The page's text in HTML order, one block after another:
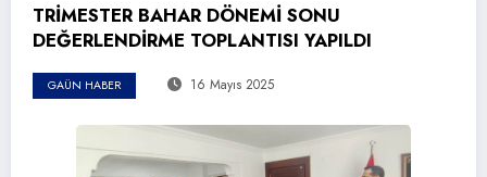
TRİMESTER BAHAR DÖNEMİ SONU
DEĞERLENDİRME TOPLANTISI YAPILDI
GAÜN HABER 16 Mayıs 2025